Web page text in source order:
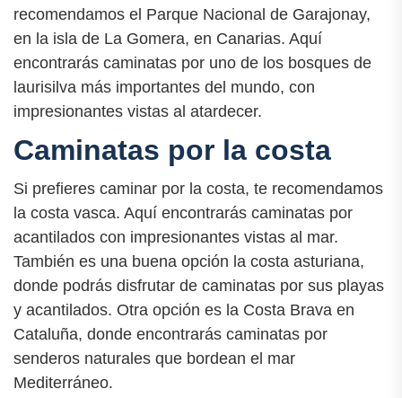
recomendamos el Parque Nacional de Garajonay,
en la isla de La Gomera, en Canarias. Aquí
encontrarás caminatas por uno de los bosques de
laurisilva más importantes del mundo, con
impresionantes vistas al atardecer.
Caminatas por la costa
Si prefieres caminar por la costa, te recomendamos
la costa vasca. Aquí encontrarás caminatas por
acantilados con impresionantes vistas al mar.
También es una buena opción la costa asturiana,
donde podrás disfrutar de caminatas por sus playas
y acantilados. Otra opción es la Costa Brava en
Cataluña, donde encontrarás caminatas por
senderos naturales que bordean el mar
Mediterráneo.